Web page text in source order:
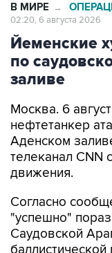
В МИРЕ →
02:20, 6 августа 2026
Йеменские
по
заливе
Москва. 6
нефтетанкер
Аденском
телеканал CNN
движения.
Согласно
"успешно"
Саудовской